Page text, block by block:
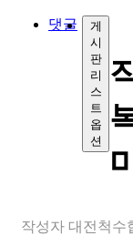
댓글
게
시
판
리
스
트
옵
션
작성자 대전척수